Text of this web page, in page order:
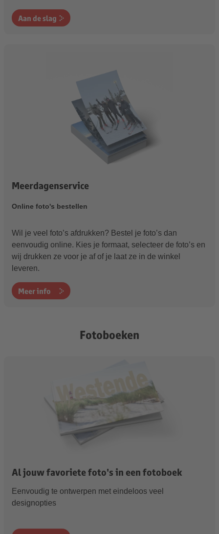
Aan de slag
Meerdagenservice
Online foto's bestellen
Wil je veel foto’s afdrukken? Bestel je foto’s dan
eenvoudig online. Kies je formaat, selecteer de foto’s en
wij drukken ze voor je af of je laat ze in de winkel
leveren.
Meer info
Fotoboeken
Al jouw favoriete foto's in een fotoboek
Eenvoudig te ontwerpen met eindeloos veel
designopties